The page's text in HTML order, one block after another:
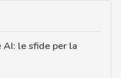
le sfide per la